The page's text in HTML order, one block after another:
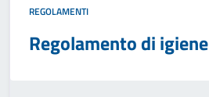
REGOLAMENTI
Regolamento di igiene